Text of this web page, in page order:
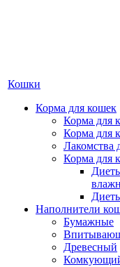
Кошки
Корма для кошек
Корма для
Корма для
Лакомства
Корма для
Наполнители
Бумажные
Древесный